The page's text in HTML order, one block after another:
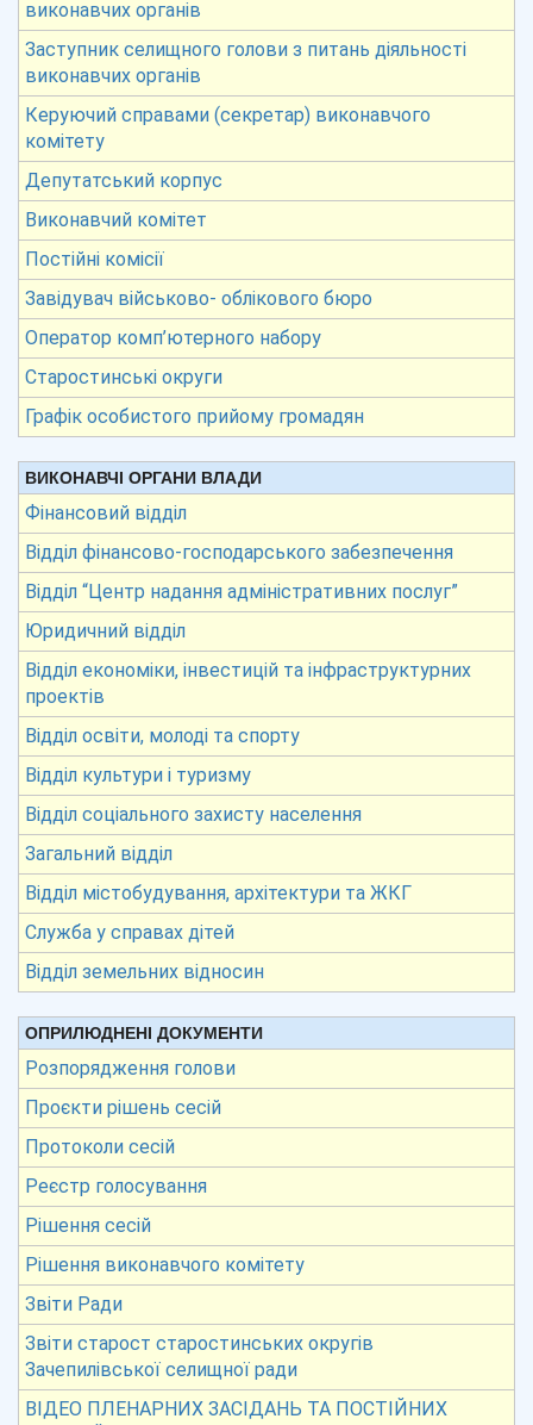
виконавчих органів
Заступник селищного голови з питань діяльності
виконавчих органів
Керуючий справами (секретар) виконавчого
комітету
Депутатський корпус
Виконавчий комітет
Постійні комісії
Завідувач військово- облікового бюро
Оператор комп’ютерного набору
Старостинські округи
Графік особистого прийому громадян
ВИКОНАВЧІ ОРГАНИ ВЛАДИ
Фінансовий відділ
Відділ фінансово-господарського забезпечення
Відділ “Центр надання адміністративних послуг”
Юридичний відділ
Відділ економіки, інвестицій та інфраструктурних
проектів
Відділ освіти, молоді та спорту
Відділ культури і туризму
Відділ соціального захисту населення
Загальний відділ
Відділ містобудування, архітектури та ЖКГ
Служба у справах дітей
Відділ земельних відносин
ОПРИЛЮДНЕНІ ДОКУМЕНТИ
Розпорядження голови
Проєкти рішень сесій
Протоколи сесій
Реєстр голосування
Рішення сесій
Рішення виконавчого комітету
Звіти Ради
Звіти старост старостинських округів
Зачепилівської селищної ради
ВІДЕО ПЛЕНАРНИХ ЗАСІДАНЬ ТА ПОСТІЙНИХ